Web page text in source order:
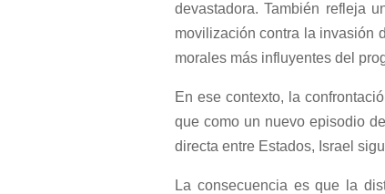
devastadora. También refleja
movilización contra la invasión
morales más influyentes del
En ese contexto, la
que como un nuevo episodio
directa entre Estados, Israel
La consecuencia es que la